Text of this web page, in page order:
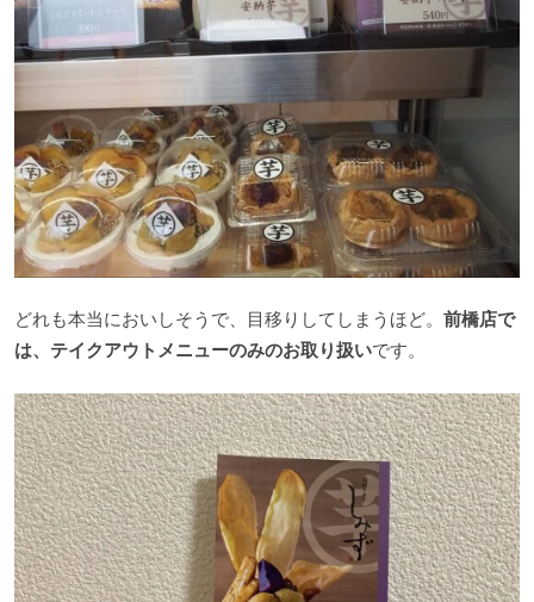
どれも本当においしそうで、目移りしてしまうほど。 前橋店で
は、テイクアウトメニューのみのお取り扱いです。